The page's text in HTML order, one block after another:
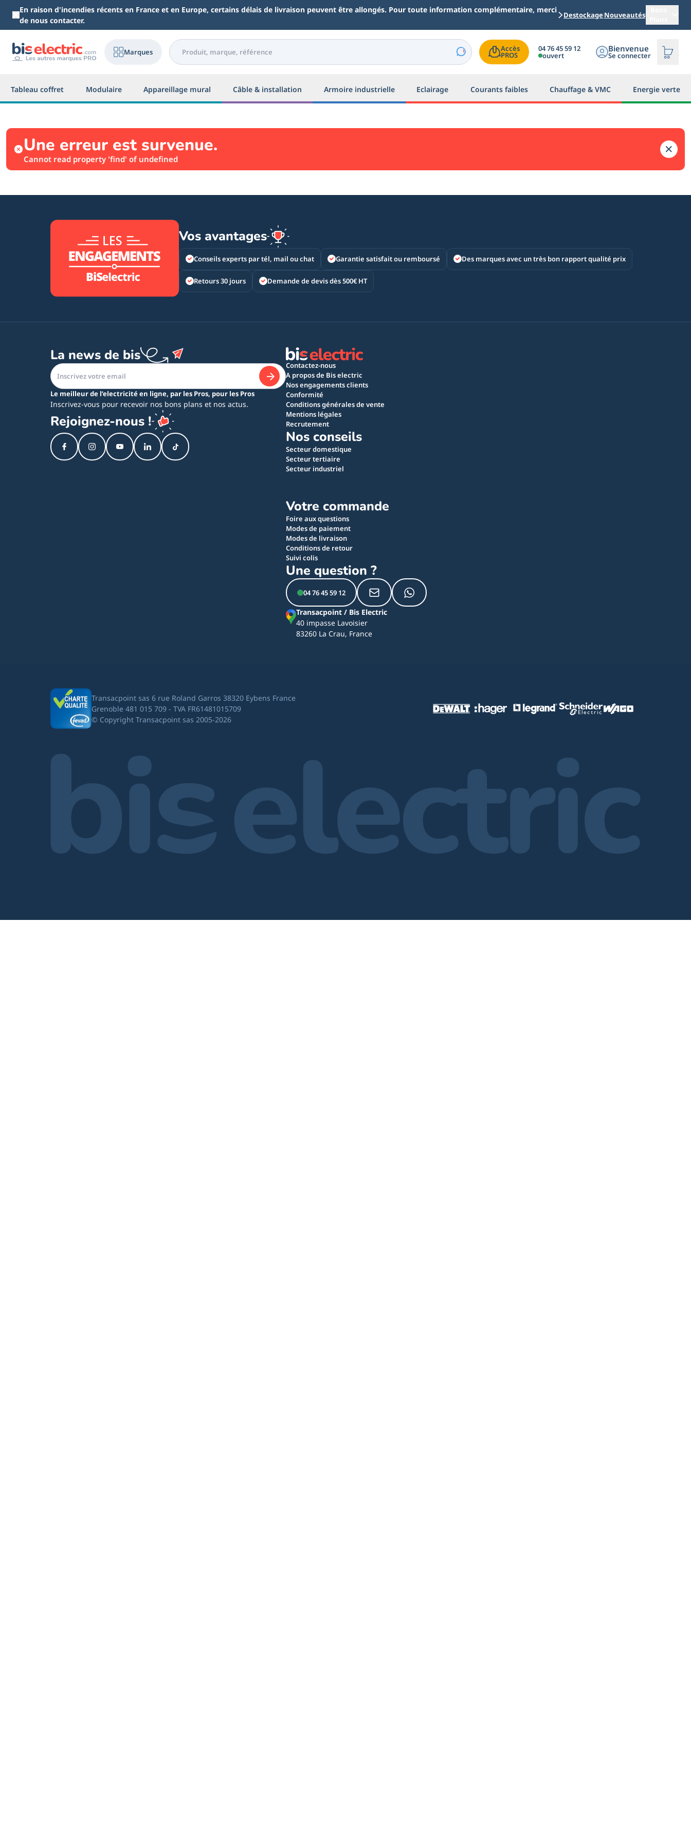
Aller au contenu principal
En raison d'incendies récents en France et en Europe, certains délais de livraison peuvent être allongés. Pour toute information complémentaire, merci
de nous contacter.
DestockageNouveautés
Marques Accès
PROS
04 76 45 59 12
ouvert
Bienvenue
Se connecter
Tableau coffret Modulaire Appareillage mural Câble & installation Armoire industrielle Eclairage Courants faibles Chauffage & VMC Energie verte
Une erreur est survenue.
Cannot read property 'find' of undefined
Vos avantages
Conseils experts par tél, mail ou chat Garantie satisfait ou remboursé Des marques avec un très bon rapport qualité prix
Retours 30 jours Demande de devis dès 500€ HT
La news de bis
Le meilleur de l’electricité en ligne, par les Pros, pour les Pros
Inscrivez-vous pour recevoir nos bons plans et nos actus.
Rejoignez-nous !
Contactez-nous
A propos de Bis electric
Nos engagements clients
Conformité
Conditions générales de vente
Mentions légales
Recrutement
Nos conseils
Secteur domestique
Secteur tertiaire
Secteur industriel
Votre commande
Foire aux questions
Modes de paiement
Modes de livraison
Conditions de retour
Suivi colis
Une question ?
04 76 45 59 12
Transacpoint / Bis Electric
40 impasse Lavoisier
83260 La Crau, France
Transacpoint sas 6 rue Roland Garros 38320 Eybens France
Grenoble 481 015 709 - TVA FR61481015709
© Copyright Transacpoint sas 2005-2026